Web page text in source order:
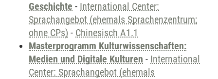
Geschichte - International Center:
Sprachangebot (ehemals Sprachenzentrum;
ohne CPs) - Chinesisch A1.1
Masterprogramm Kulturwissenschaften:
Medien und Digitale Kulturen - International
Center: Sprachangebot (ehemals